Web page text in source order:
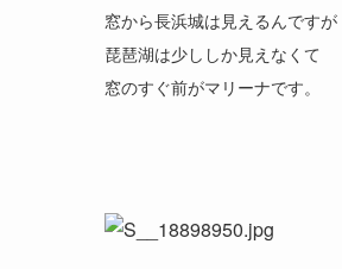
窓から長浜城は見えるんですが
琵琶湖は少ししか見えなくて
窓のすぐ前がマリーナです。